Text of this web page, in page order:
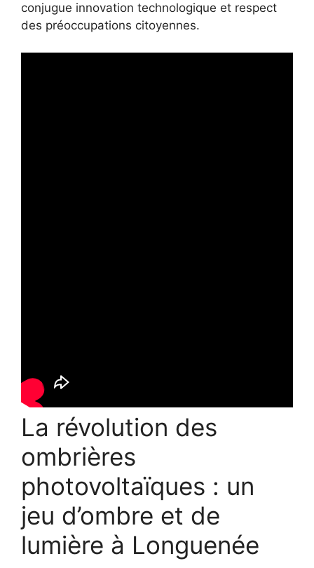
conjugue innovation technologique et respect
des préoccupations citoyennes.
La révolution des
ombrières
photovoltaïques : un
jeu d’ombre et de
lumière à Longuenée